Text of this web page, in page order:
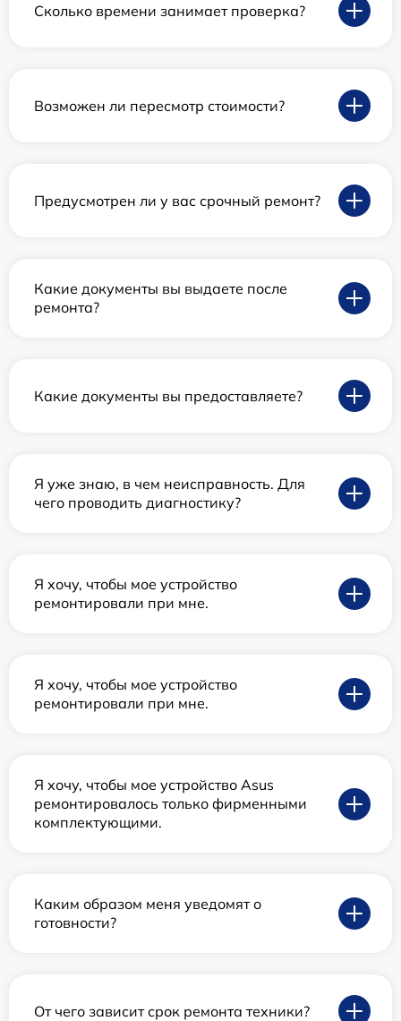
Сколько времени занимает проверка?
Возможен ли пересмотр стоимости?
Предусмотрен ли у вас срочный ремонт?
Какие документы вы выдаете после
ремонта?
Какие документы вы предоставляете?
Я уже знаю, в чем неисправность. Для
чего проводить диагностику?
Я хочу, чтобы мое устройство
ремонтировали при мне.
Я хочу, чтобы мое устройство
ремонтировали при мне.
Я хочу, чтобы мое устройство Asus
ремонтировалось только фирменными
комплектующими.
Каким образом меня уведомят о
готовности?
От чего зависит срок ремонта техники?